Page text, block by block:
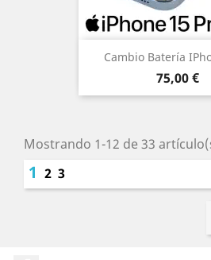
Cambio Batería
Precio
75,00 €
Mostrando 1-12 de 33
1 2 3